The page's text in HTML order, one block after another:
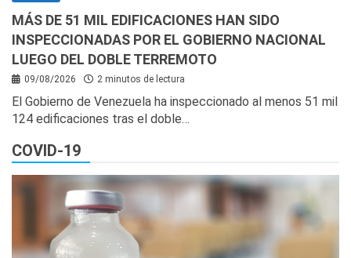
MÁS DE 51 MIL EDIFICACIONES HAN SIDO
INSPECCIONADAS POR EL GOBIERNO NACIONAL
LUEGO DEL DOBLE TERREMOTO
09/08/2026 2 minutos de lectura
El Gobierno de Venezuela ha inspeccionado al menos 51 mil
124 edificaciones tras el doble…
COVID-19